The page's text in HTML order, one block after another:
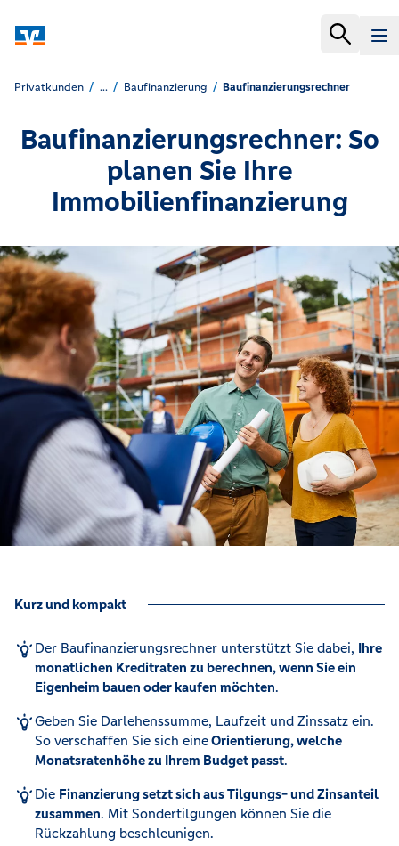
Privatkunden ... Baufinanzierung Baufinanzierungsrechner
Baufinanzierungsrechner: So
planen Sie Ihre
Immobilienfinanzierung
Kurz und kompakt
Der Baufinanzierungsrechner unterstützt Sie dabei, Ihre
monatlichen Kreditraten zu berechnen, wenn Sie ein
Eigenheim bauen oder kaufen möchten.
Geben Sie Darlehenssumme, Laufzeit und Zinssatz ein.
So verschaffen Sie sich eineOrientierung, welche
Monatsratenhöhe zu Ihrem Budget passt.
Die Finanzierung setzt sich aus Tilgungs- und Zinsanteil
zusammen. Mit Sondertilgungen können Sie die
Rückzahlung beschleunigen.